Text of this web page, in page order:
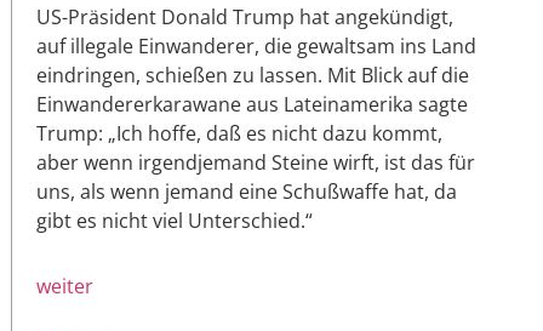
US-Präsident Donald Trump hat angekündigt,
auf illegale Einwanderer, die gewaltsam ins Land
eindringen, schießen zu lassen. Mit Blick auf die
Einwandererkarawane aus Lateinamerika sagte
Trump: „Ich hoffe, daß es nicht dazu kommt,
aber wenn irgendjemand Steine wirft, ist das für
uns, als wenn jemand eine Schußwaffe hat, da
gibt es nicht viel Unterschied.“
weiter